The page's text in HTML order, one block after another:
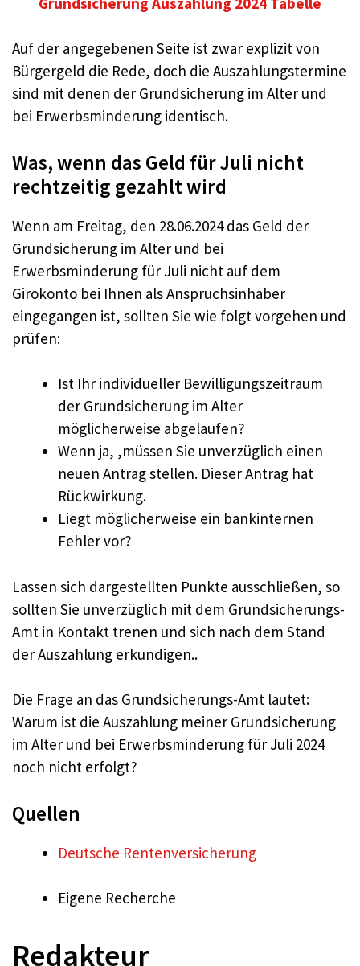
Auf der angegebenen Seite ist zwar explizit von
Bürgergeld die Rede, doch die Auszahlungstermine
sind mit denen der Grundsicherung im Alter und
bei Erwerbsminderung identisch.
Was, wenn das Geld für Juli nicht
rechtzeitig gezahlt wird
Wenn am Freitag, den 28.06.2024 das Geld der
Grundsicherung im Alter und bei
Erwerbsminderung für Juli nicht auf dem
Girokonto bei Ihnen als Anspruchsinhaber
eingegangen ist, sollten Sie wie folgt vorgehen und
prüfen:
Ist Ihr individueller Bewilligungszeitraum
der Grundsicherung im Alter
möglicherweise abgelaufen?
Wenn ja, ,müssen Sie unverzüglich einen
neuen Antrag stellen. Dieser Antrag hat
Rückwirkung.
Liegt möglicherweise ein bankinternen
Fehler vor?
Lassen sich dargestellten Punkte ausschließen, so
sollten Sie unverzüglich mit dem Grundsicherungs-
Amt in Kontakt trenen und sich nach dem Stand
der Auszahlung erkundigen..
Die Frage an das Grundsicherungs-Amt lautet:
Warum ist die Auszahlung meiner Grundsicherung
im Alter und bei Erwerbsminderung für Juli 2024
noch nicht erfolgt?
Quellen
Deutsche Rentenversicherung
Eigene Recherche
Redakteur